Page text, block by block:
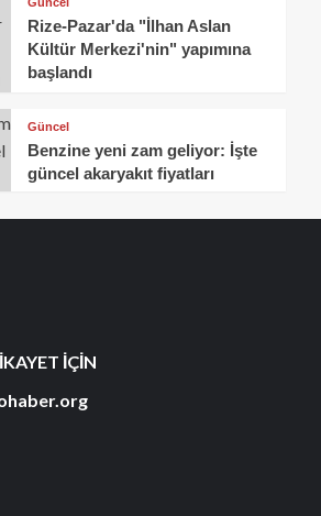
Rize-Pazar'da "İlhan Aslan
Kültür Merkezi'nin" yapımına
başlandı
Güncel
Benzine yeni zam geliyor: İşte
güncel akaryakıt fiyatları
İÇİN